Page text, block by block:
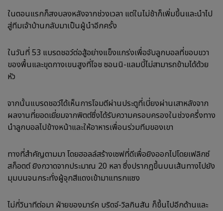
ในตอนแรกก็สงบลงหลังจากช่วงเวลา แต่ในไม่ช้าก็เพิ่มขึ้นและนำไป
สู่ทีมเจ้าบ้านกลับมาเป็นผู้นำอีกครั้ง
ในวันที่ 53 แบรดชอว์ต่อสู้อย่างแข็งแกร่งเพื่อจับลูกบอลที่ขอบขวา
ของพื้นและขุดกางเขนสูงที่โจช ซอนนิ-แลมบี้ไม่สามารถข้ามได้ด้วย
หัว
จากนั้นแบรดชอว์ได้เห็นการโจมตีผ่านประตูที่เบี่ยงผ่านเสาหลังจาก
ผลงานที่ยอดเยี่ยมจากพิตต์ซึ่งได้รับความครอบครองในช่วงครึ่งทาง
นำลูกบอลไปข้างหน้าและให้อาหารเพื่อนร่วมทีมของเขา
ทางที่สำคัญตามมา โดยฮอลล์สร้างเซฟที่ดีเพื่อยิงออกไปโดยเฟลิกซ์
สก็อตต์ ยิงกวาดจากประมาณ 20 หลา ซึ่งปรากฏขึ้นบนเส้นทางไปยัง
มุมบนจนกระทั่งผู้จุกสีแดงเข้ามาแทรกแซง
ไม่กี่วินาทีต่อมา ฝ่ายของมาร์ค บริดจ์-วิลกินสัน ก็ขึ้นไปอีกด้านและ